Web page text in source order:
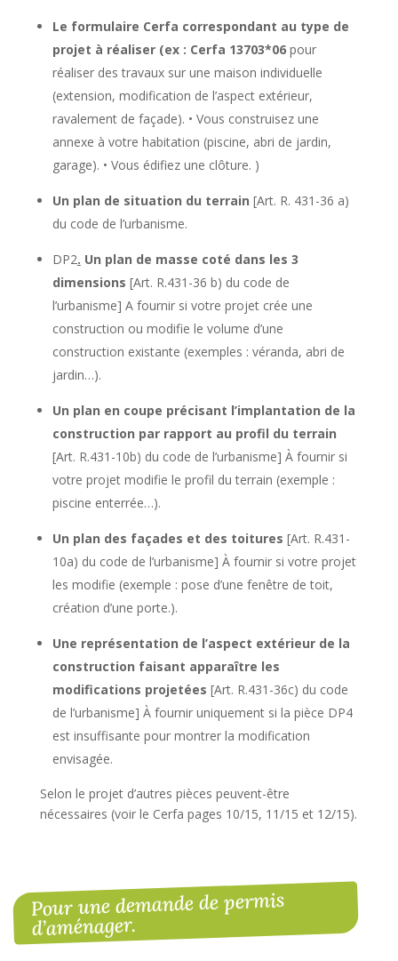
Le formulaire Cerfa correspondant au type de
projet à réaliser (ex : Cerfa 13703*06 pour
réaliser des travaux sur une maison individuelle
(extension, modification de l’aspect extérieur,
ravalement de façade). • Vous construisez une
annexe à votre habitation (piscine, abri de jardin,
garage). • Vous édifiez une clôture. )
Un plan de situation du terrain [Art. R. 431-36 a)
du code de l’urbanisme.
DP2. Un plan de masse coté dans les 3
dimensions [Art. R.431-36 b) du code de
l’urbanisme] A fournir si votre projet crée une
construction ou modifie le volume d’une
construction existante (exemples : véranda, abri de
jardin…).
Un plan en coupe précisant l’implantation de la
construction par rapport au profil du terrain
[Art. R.431-10b) du code de l’urbanisme] À fournir si
votre projet modifie le profil du terrain (exemple :
piscine enterrée…).
Un plan des façades et des toitures [Art. R.431-
10a) du code de l’urbanisme] À fournir si votre projet
les modifie (exemple : pose d’une fenêtre de toit,
création d’une porte.).
Une représentation de l’aspect extérieur de la
construction faisant apparaître les
modifications projetées [Art. R.431-36c) du code
de l’urbanisme] À fournir uniquement si la pièce DP4
est insuffisante pour montrer la modification
envisagée.
Selon le projet d’autres pièces peuvent-être
nécessaires (voir le Cerfa pages 10/15, 11/15 et 12/15).
Pour une demande de permis
d’aménager.